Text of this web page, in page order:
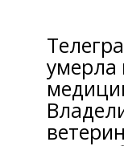
умерла